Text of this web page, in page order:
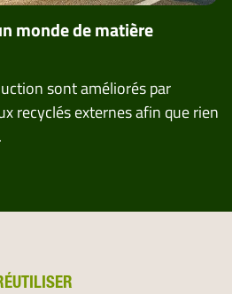
monde de matière
sont améliorés par
recyclés externes afin que rien